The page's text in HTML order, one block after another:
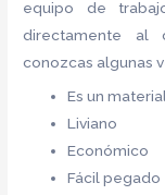
equipo de
directamente al
conozcas algunas
Es un
Liviano
Económico
Fácil pegado